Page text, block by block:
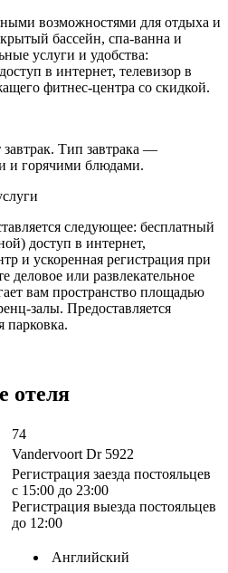
возможностями для отдыха и
бассейн, спа-ванна и
услуги и удобства:
в интернет, телевизор в
фитнес-центра со скидкой.
Тип завтрака —
и горячими блюдами.
следующее: бесплатный
доступ в интернет,
и ускоренная регистрация при
деловое или развлекательное
вам пространство площадью
залы. Предоставляется
парковка.
отеля
74
Vandervoort Dr 5922
Регистрация заезда постояльцев
с 15:00 до 23:00
Регистрация выезда постояльцев
до 12:00
Английский